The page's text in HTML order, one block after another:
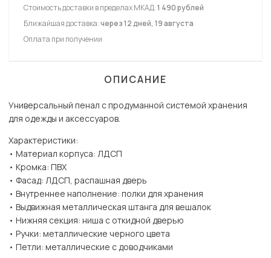
Стоимость доставки в пределах МКАД:1 490 рублей
Ближайшая доставка:через 12 дней, 19 августа
Оплата при получении
ОПИСАНИЕ
Универсальный пенал с продуманной системой хранения
для одежды и аксессуаров.
Характеристики:
• Материал корпуса: ЛДСП
• Кромка: ПВХ
• Фасад: ЛДСП, распашная дверь
• Внутреннее наполнение: полки для хранения
• Выдвижная металлическая штанга для вешалок
• Нижняя секция: ниша с откидной дверью
• Ручки: металлические черного цвета
• Петли: металлические с доводчиками